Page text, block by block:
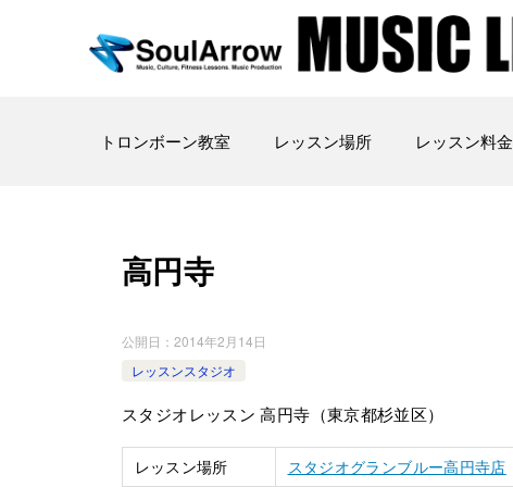
トロンボーン教室 レッスン場所 レッスン料金
高円寺
公開日： 2014年2月14日
レッスンスタジオ
スタジオレッスン 高円寺（東京都杉並区）
レッスン場所 スタジオグランブルー高円寺店